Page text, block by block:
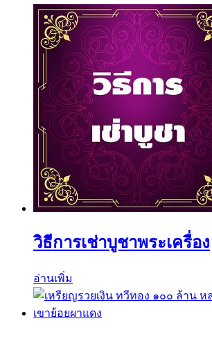
วิธีการเช่าบูชาพระเครื่อง
อ่านเพิ่ม